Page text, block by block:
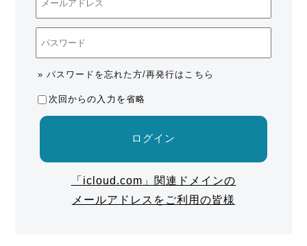
» パスワードを忘れた方/再発行はこちら
次回からの入力を省略
ログイン
「icloud.com」関連ドメインの
メールアドレスをご利用の皆様